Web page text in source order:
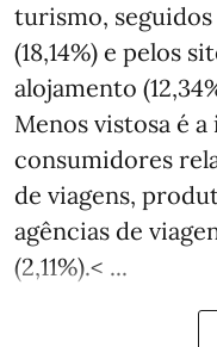
turismo, seguidos
(18,14%) e pelos
alojamento
Menos vistosa é
consumidores
de viagens,
agências de
(2,11%).< ...